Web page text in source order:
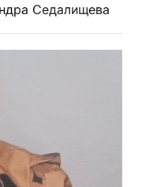
Седалищева